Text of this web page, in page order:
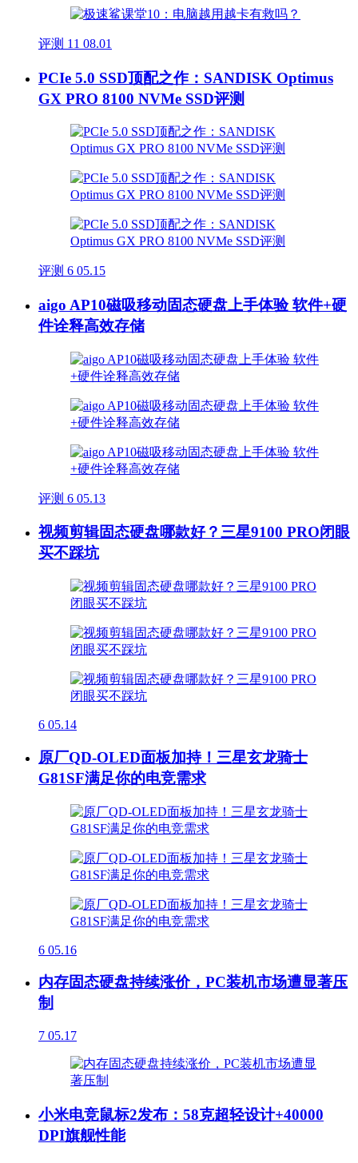
评测 11 08.01
PCIe 5.0 SSD顶配之作：SANDISK Optimus
GX PRO 8100 NVMe SSD评测
评测 6 05.15
aigo AP10磁吸移动固态硬盘上手体验 软件+硬
件诠释高效存储
评测 6 05.13
视频剪辑固态硬盘哪款好？三星9100 PRO闭眼
买不踩坑
6 05.14
原厂QD-OLED面板加持！三星玄龙骑士
G81SF满足你的电竞需求
6 05.16
内存固态硬盘持续涨价，PC装机市场遭显著压
制
7 05.17
小米电竞鼠标2发布：58克超轻设计+40000
DPI旗舰性能